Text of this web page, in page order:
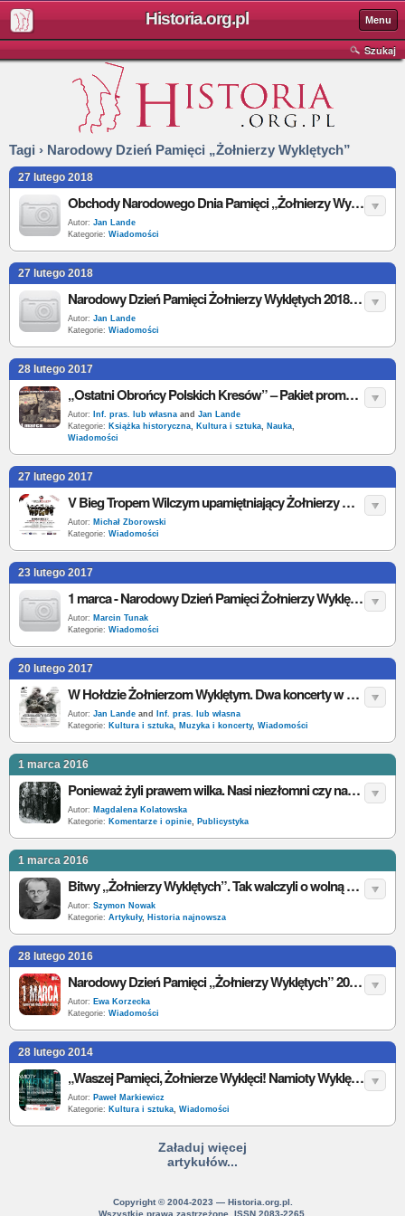
Historia.org.pl Menu
Szukaj
Tagi › Narodowy Dzień Pamięci „Żołnierzy Wyklętych”
27 lutego 2018
Obchody Narodowego Dnia Pamięci „Żołnierzy Wyklętych” w Katowicach 2018
Autor: Jan Lande
Kategorie: Wiadomości
27 lutego 2018
Narodowy Dzień Pamięci Żołnierzy Wyklętych 2018. Program obchodów
Autor: Jan Lande
Kategorie: Wiadomości
28 lutego 2017
„Ostatni Obrońcy Polskich Kresów” – Pakiet promocyjny IPN wydany w związku z Narodowym Dniem Pamięci Żołnierzy Wyklętych
Autor: Inf. pras. lub własna and Jan Lande
Kategorie: Książka historyczna, Kultura i sztuka, Nauka,
Wiadomości
27 lutego 2017
V Bieg Tropem Wilczym upamiętniający Żołnierzy Wyklętych za nami
Autor: Michał Zborowski
Kategorie: Wiadomości
23 lutego 2017
1 marca - Narodowy Dzień Pamięci Żołnierzy Wyklętych. Sprawdź jak będzie obchodzony w Twoim mieście
Autor: Marcin Tunak
Kategorie: Wiadomości
20 lutego 2017
W Hołdzie Żołnierzom Wyklętym. Dwa koncerty w Krakowie
Autor: Jan Lande and
Inf. pras. lub własna
Kategorie: Kultura i sztuka, Muzyka i koncerty, Wiadomości
1 marca 2016
Ponieważ żyli prawem wilka. Nasi niezłomni czy nasi bandyci?
Autor: Magdalena Kolatowska
Kategorie: Komentarze i opinie, Publicystyka
1 marca 2016
Bitwy „Żołnierzy Wyklętych”. Tak walczyli o wolną Polskę
Autor: Szymon Nowak
Kategorie: Artykuły, Historia najnowsza
28 lutego 2016
Narodowy Dzień Pamięci „Żołnierzy Wyklętych” 2016. Zobacz program IPN
Autor: Ewa Korzecka
Kategorie: Wiadomości
28 lutego 2014
„Waszej Pamięci, Żołnierze Wyklęci! Namioty Wyklętych„ Narodowy Dzień Pamięci ”Żołnierzy Wyklętych”
Autor: Paweł Markiewicz
Kategorie: Kultura i sztuka, Wiadomości
Załaduj więcej
artykułów...
Copyright © 2004-2023 — Historia.org.pl.
Wszystkie prawa zastrzeżone. ISSN 2083-2265.